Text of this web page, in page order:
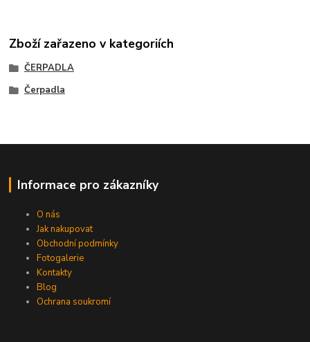
Zboží zařazeno v kategoriích
ČERPADLA
Čerpadla
Informace pro zákazníky
O nás
Jak nakupovat
Obchodní podmínky
Fotogalerie
Kontakty
Blog
Ochrana soukromí